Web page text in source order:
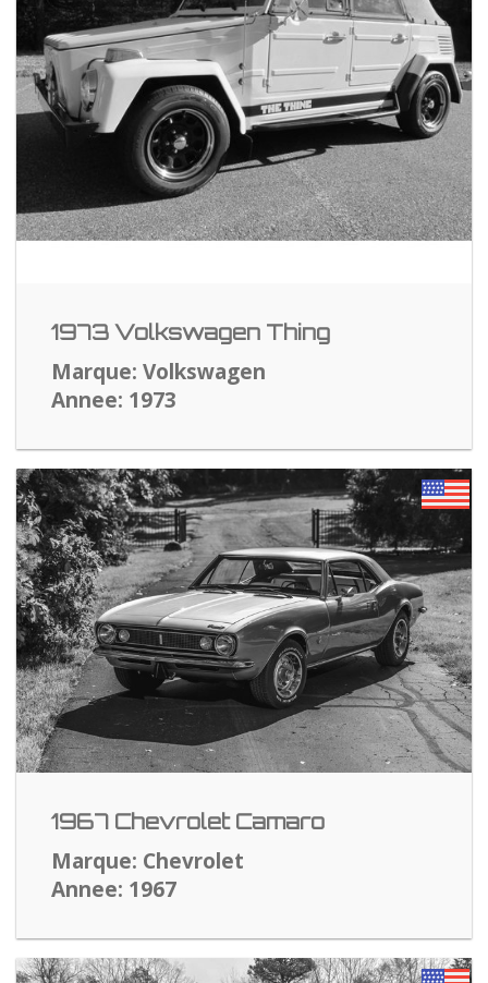
1973 Volkswagen Thing
Marque: Volkswagen
Annee: 1973
1967 Chevrolet Camaro
Marque: Chevrolet
Annee: 1967